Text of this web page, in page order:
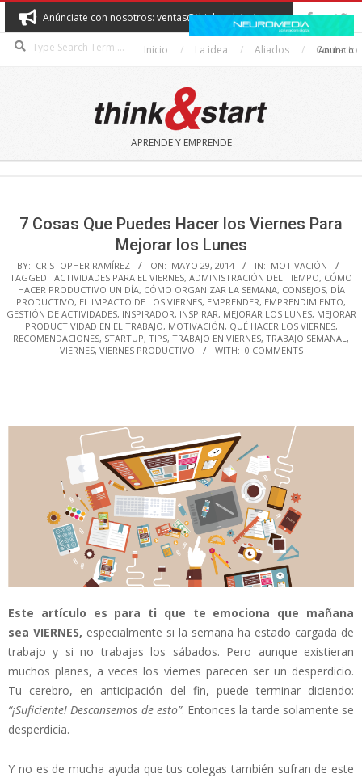
Skip
to
content
Anúnciate con nosotros: ventas@thinkandstart.com
Inicio La idea Aliados Contacto
THINK&START
APRENDE Y EMPRENDE
Anuncio
7 Cosas Que Puedes Hacer los Viernes Para
Mejorar los Lunes
BY: CRISTOPHER RAMÍREZ ON: MAYO 29, 2014 IN: MOTIVACIÓN
TAGGED: ACTIVIDADES PARA EL VIERNES, ADMINISTRACIÓN DEL TIEMPO, CÓMO
HACER PRODUCTIVO UN DÍA, CÓMO ORGANIZAR LA SEMANA, CONSEJOS, DÍA
PRODUCTIVO, EL IMPACTO DE LOS VIERNES, EMPRENDER, EMPRENDIMIENTO,
GESTIÓN DE ACTIVIDADES, INSPIRADOR, INSPIRAR, MEJORAR LOS LUNES, MEJORAR
PRODUCTIVIDAD EN EL TRABAJO, MOTIVACIÓN, QUÉ HACER LOS VIERNES,
RECOMENDACIONES, STARTUP, TIPS, TRABAJO EN VIERNES, TRABAJO SEMANAL,
VIERNES, VIERNES PRODUCTIVO WITH: 0 COMMENTS
Este artículo es para ti que te emociona que mañana
sea VIERNES, especialmente si la semana ha estado cargada de
trabajo y si no trabajas los sábados. Pero aunque existieran
muchos planes, a veces los viernes parecen ser un desperdicio.
Tu cerebro, en anticipación del fin, puede terminar diciendo:
“¡Suficiente! Descansemos de esto”. Entonces la tarde solamente se
desperdicia.
Y no es de mucha ayuda que tus colegas también sufran de este